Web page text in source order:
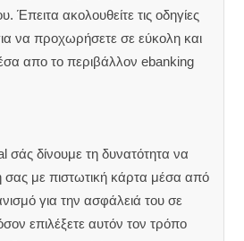
Έπειτα ακολουθείτε τις οδηγίες
να προχωρήσετε σε εύκολη και
απο το περιβάλλον ebanking
σάς δίνουμε τη δυνατότητα να
με πιστωτική κάρτα μέσα από
για την ασφάλειά του σε
επιλέξετε αυτόν τον τρόπο